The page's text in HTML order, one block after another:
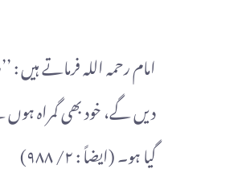
امام رحمہ اللہ فرماتے ہیں
دیں گے، خود بھی گمراہ ہوں
گیا ہو۔ (ایضاً : ٢/ ٩٨٨)